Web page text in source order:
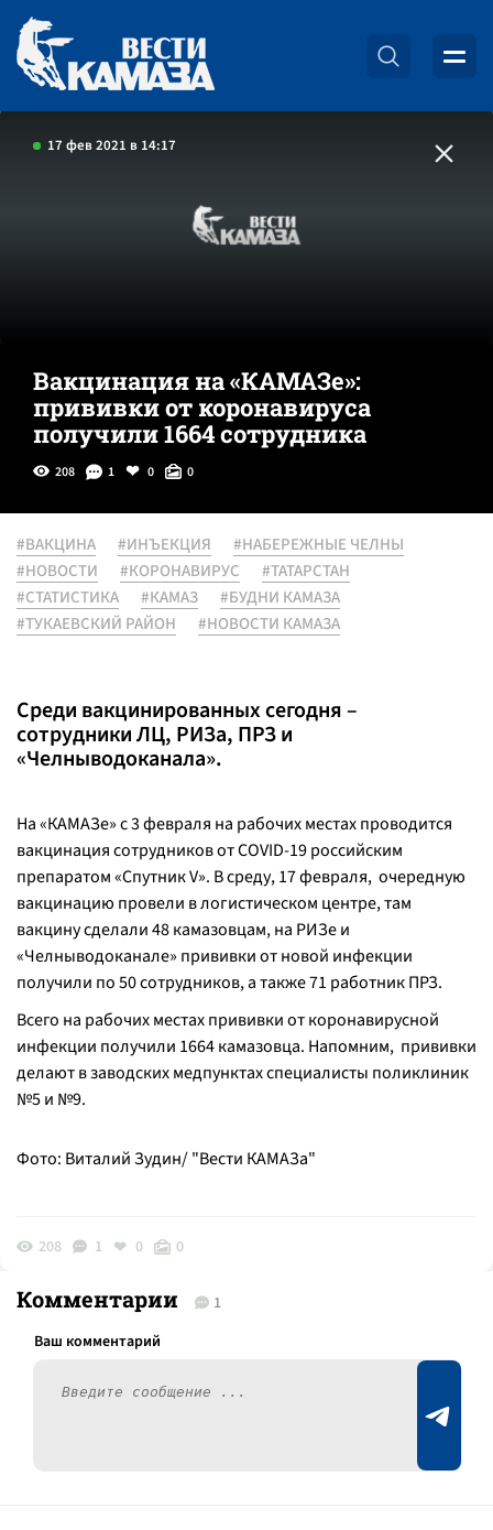
17 фев 2021 в 14:17
Вакцинация на «КАМАЗе»:
прививки от коронавируса
получили 1664 сотрудника
208 1 0 0
#ВАКЦИНА #ИНЪЕКЦИЯ
#НАБЕРЕЖНЫЕ ЧЕЛНЫ
#НОВОСТИ
#КОРОНАВИРУС
#ТАТАРСТАН
#СТАТИСТИКА
#КАМАЗ
#БУДНИ КАМАЗА
#ТУКАЕВСКИЙ РАЙОН
#НОВОСТИ КАМАЗА
Среди вакцинированных сегодня –
сотрудники ЛЦ, РИЗа, ПРЗ и
«Челныводоканала».
На «КАМАЗе» с 3 февраля на рабочих местах проводится
вакцинация сотрудников от COVID-19 российским
препаратом «Спутник V». В среду, 17 февраля, очередную
вакцинацию провели в логистическом центре, там
вакцину сделали 48 камазовцам, на РИЗе и
«Челныводоканале» прививки от новой инфекции
получили по 50 сотрудников, а также 71 работник ПРЗ.
Всего на рабочих местах прививки от коронавирусной
инфекции получили 1664 камазовца. Напомним, прививки
делают в заводских медпунктах специалисты поликлиник
№5 и №9.
Фото: Виталий Зудин/ "Вести КАМАЗа"
208 1 0 0
Комментарии 1